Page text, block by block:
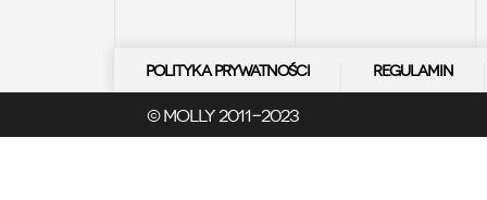
Polityka Prywatności Regulamin
© Molly 2011-2023